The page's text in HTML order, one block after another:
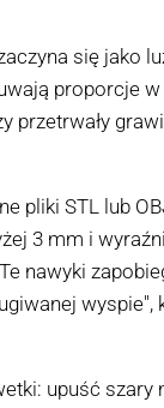
się jako
proporcje w
przetrwały
pliki STL lub
3 mm i
nawyki
wyspie",
upuść szary